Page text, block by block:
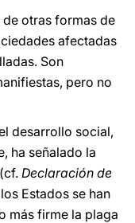
de otras formas de
afectadas
Son
pero no
desarrollo social,
ha señalado la
Declaración de
Estados se han
más firme la plaga